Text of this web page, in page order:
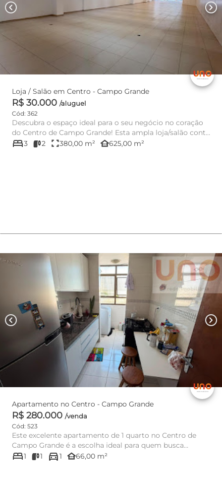
chevron_left chevron_right
Loja / Salão em Centro - Campo Grande
R$ 30.000 /aluguel
Cód: 362
Descubra o espaço ideal para o seu negócio no coração
do Centro de Campo Grande! Esta ampla loja/salão conta
com impr...
bed3 2 fullscreen380,00 m² other_houses625,00 m²
chevron_left chevron_right
Apartamento no Centro - Campo Grande
R$ 280.000 /venda
Cód: 523
Este excelente apartamento de 1 quarto no Centro de
Campo Grande é a escolha ideal para quem busca
praticidade, conforto...
bed1 1 directions_car1 other_houses66,00 m²